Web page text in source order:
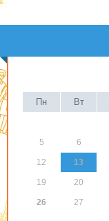
Пн
Вт
5 6
12 13
19 20
26 27